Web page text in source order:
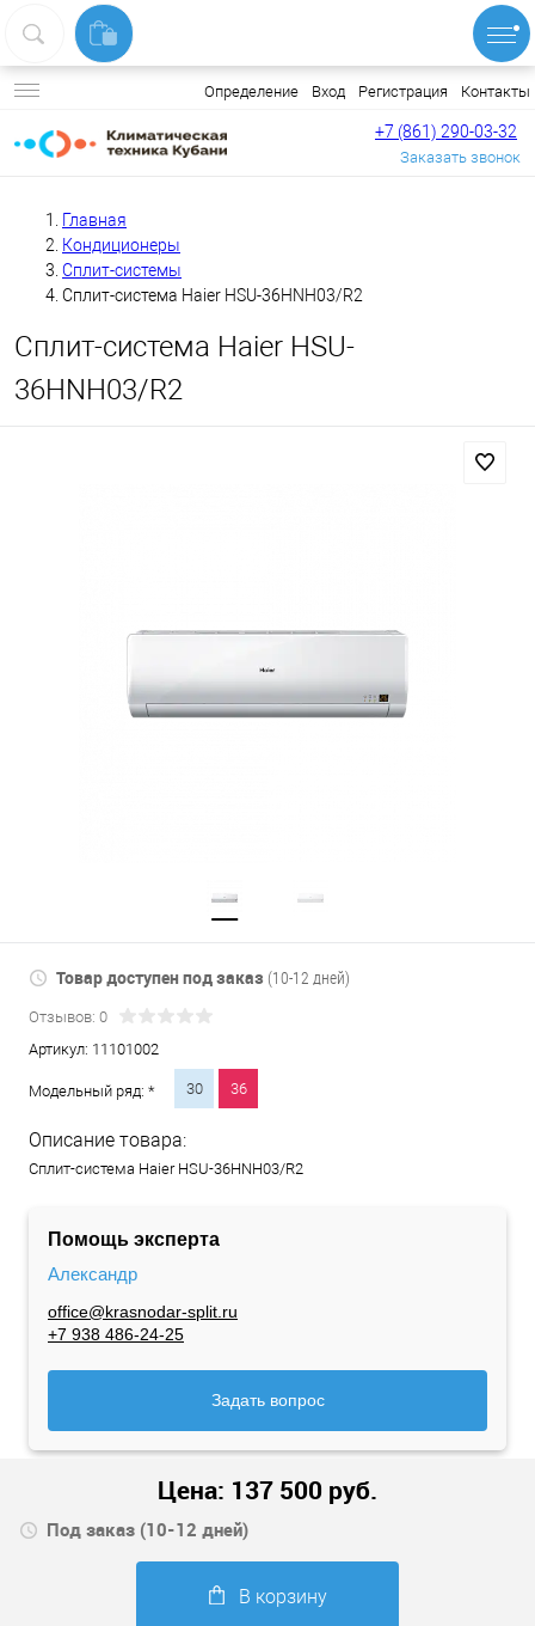
Определение Вход Регистрация Контакты
+7 (861) 290-03-32
Заказать звонок
Главная
Кондиционеры
Сплит-системы
Сплит-система Haier HSU-36HNH03/R2
Сплит-система Haier HSU-
36HNH03/R2
Товар доступен под заказ (10-12 дней)
Отзывов: 0
Артикул: 11101002
Модельный ряд: * 30 36
Описание товара:
Сплит-система Haier HSU-36HNH03/R2
Помощь эксперта
Александр
office@krasnodar-split.ru
+7 938 486-24-25
Задать вопрос
Цена: 137 500 руб.
Под заказ (10-12 дней)
В корзину